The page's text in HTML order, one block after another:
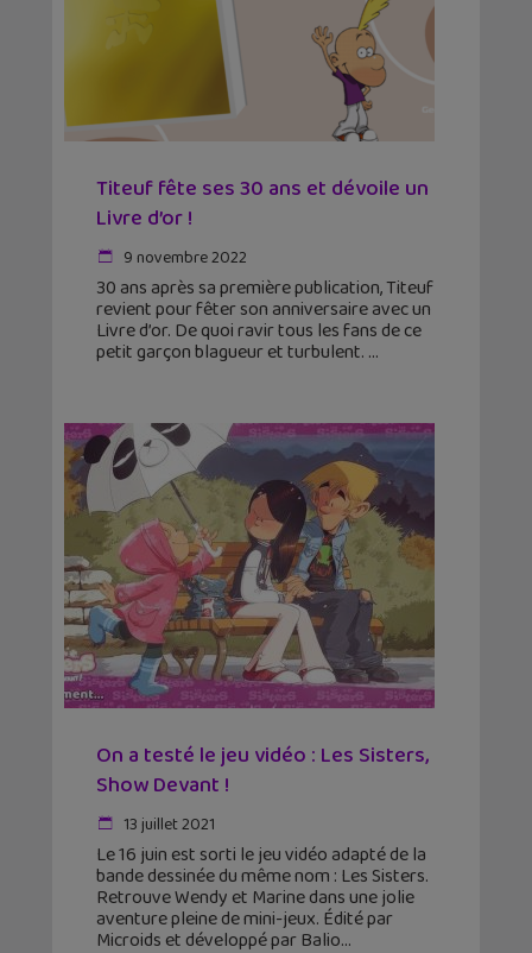
Titeuf fête ses 30 ans et dévoile un
Livre d’or !
9 novembre 2022
30 ans après sa première publication, Titeuf
revient pour fêter son anniversaire avec un
Livre d’or. De quoi ravir tous les fans de ce
petit garçon blagueur et turbulent.
On a testé le jeu vidéo : Les Sisters,
Show Devant !
13 juillet 2021
Le 16 juin est sorti le jeu vidéo adapté de la
bande dessinée du même nom : Les Sisters.
Retrouve Wendy et Marine dans une jolie
aventure pleine de mini-jeux. Édité par
Microids et développé par Balio